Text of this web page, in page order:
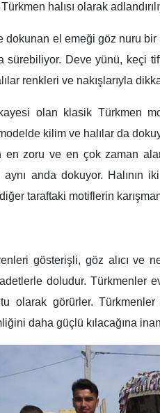
halısı olarak
dokunan el emeği göz nuru bir
sürebiliyor. Deve yünü, keçi
renkleri ve nakışlarıyla
olan klasik Türkmen
kilim ve halılar da
en zoru ve en çok zaman
anda dokuyor. Halının
taraftaki motiflerin
gösterişli, göz alıcı ve
doludur. Türkmenler
olarak görürler.
daha güçlü kılacağına